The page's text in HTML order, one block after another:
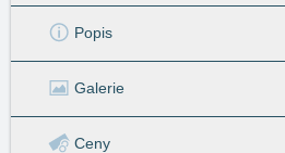
Popis
Galerie
Ceny